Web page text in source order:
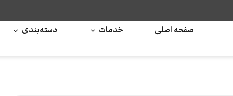
صفحه اصلی خدمات دسته‌بندی